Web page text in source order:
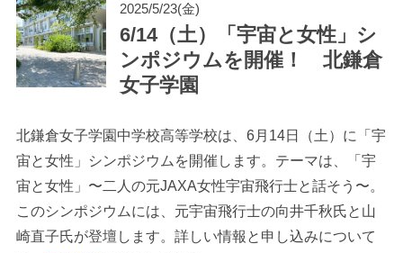
2025/5/23(金)
6/14（土）「宇宙と女性」シ
ンポジウムを開催！ 北鎌倉
女子学園
北鎌倉女子学園中学校高等学校は、6月14日（土）に「宇
宙と女性」シンポジウムを開催します。テーマは、「宇
宙と女性」〜二人の元JAXA女性宇宙飛行士と話そう〜。
このシンポジウムには、元宇宙飛行士の向井千秋氏と山
崎直子氏が登壇します。詳しい情報と申し込みについて